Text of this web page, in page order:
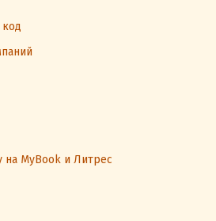
на MyBook и Литрес